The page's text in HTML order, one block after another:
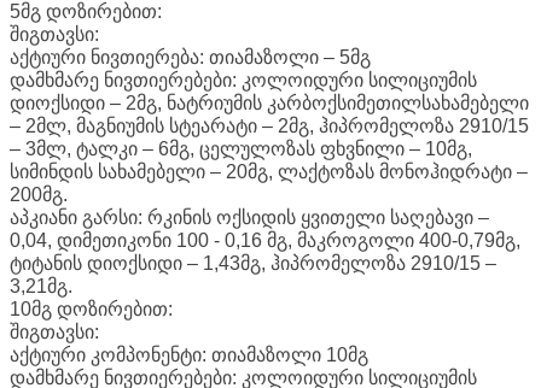
5მგ დოზირებით:
შიგთავსი:
აქტიური ნივთიერება: თიამაზოლი – 5მგ
დამხმარე ნივთიერებები: კოლოიდური სილიციუმის
დიოქსიდი – 2მგ, ნატრიუმის კარბოქსიმეთილსახამებელი
– 2მლ, მაგნიუმის სტეარატი – 2მგ, ჰიპრომელოზა 2910/15
– 3მლ, ტალკი – 6მგ, ცელულოზას ფხვნილი – 10მგ,
სიმინდის სახამებელი – 20მგ, ლაქტოზას მონოჰიდრატი –
200მგ.
აპკიანი გარსი: რკინის ოქსიდის ყვითელი საღებავი –
0,04, დიმეთიკონი 100 - 0,16 მგ, მაკროგოლი 400-0,79მგ,
ტიტანის დიოქსიდი – 1,43მგ, ჰიპრომელოზა 2910/15 –
3,21მგ.
10მგ დოზირებით:
შიგთავსი:
აქტიური კომპონენტი: თიამაზოლი 10მგ
დამხმარე ნივთიერებები: კოლოიდური სილიციუმის